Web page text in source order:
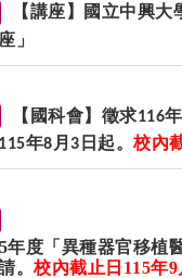
【講座】國立中興大
」
【國科會】徵求116
115年8 月 3 日起。 校內
年度「異種器官移植
。 校內截止日 115年9